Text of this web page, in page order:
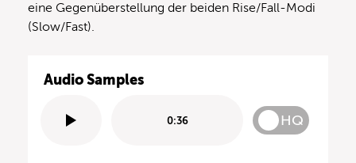
eine Gegenüberstellung der beiden Rise/Fall-Modi
(Slow/Fast).
Audio Samples
0:36 HQ